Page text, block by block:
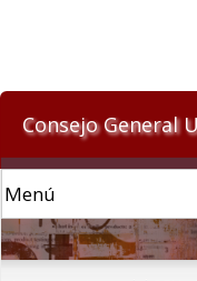
Consejo General
Se encuentra